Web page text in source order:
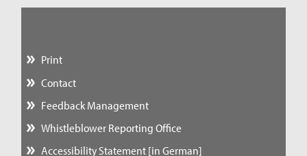
Print
Contact
Feedback Management
Whistleblower Reporting Office
Accessibility Statement [in German]